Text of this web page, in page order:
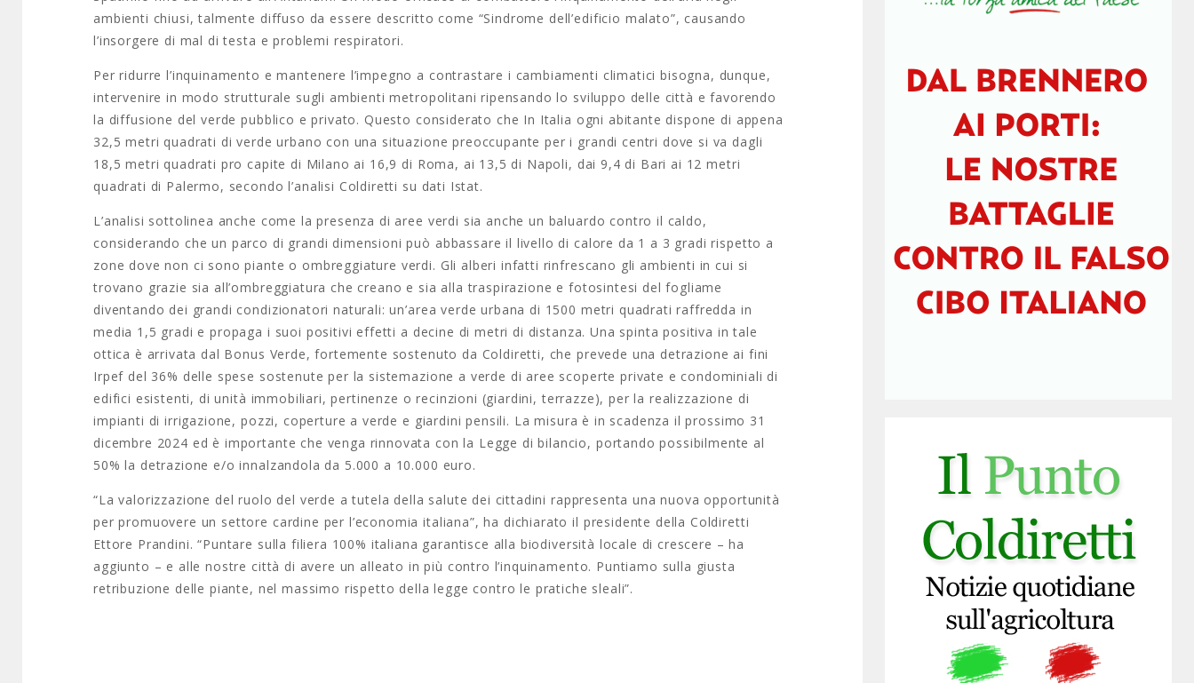
ambienti chiusi, talmente diffuso da essere descritto come “Sindrome dell’edificio malato”, causando
l’insorgere di mal di testa e problemi respiratori.
Per ridurre l’inquinamento e mantenere l’impegno a contrastare i cambiamenti climatici bisogna, dunque,
intervenire in modo strutturale sugli ambienti metropolitani ripensando lo sviluppo delle città e favorendo
la diffusione del verde pubblico e privato. Questo considerato che In Italia ogni abitante dispone di appena
32,5 metri quadrati di verde urbano con una situazione preoccupante per i grandi centri dove si va dagli
18,5 metri quadrati pro capite di Milano ai 16,9 di Roma, ai 13,5 di Napoli, dai 9,4 di Bari ai 12 metri
quadrati di Palermo, secondo l’analisi Coldiretti su dati Istat.
L’analisi sottolinea anche come la presenza di aree verdi sia anche un baluardo contro il caldo,
considerando che un parco di grandi dimensioni può abbassare il livello di calore da 1 a 3 gradi rispetto a
zone dove non ci sono piante o ombreggiature verdi. Gli alberi infatti rinfrescano gli ambienti in cui si
trovano grazie sia all’ombreggiatura che creano e sia alla traspirazione e fotosintesi del fogliame
diventando dei grandi condizionatori naturali: un’area verde urbana di 1500 metri quadrati raffredda in
media 1,5 gradi e propaga i suoi positivi effetti a decine di metri di distanza. Una spinta positiva in tale
ottica è arrivata dal Bonus Verde, fortemente sostenuto da Coldiretti, che prevede una detrazione ai fini
Irpef del 36% delle spese sostenute per la sistemazione a verde di aree scoperte private e condominiali di
edifici esistenti, di unità immobiliari, pertinenze o recinzioni (giardini, terrazze), per la realizzazione di
impianti di irrigazione, pozzi, coperture a verde e giardini pensili. La misura è in scadenza il prossimo 31
dicembre 2024 ed è importante che venga rinnovata con la Legge di bilancio, portando possibilmente al
50% la detrazione e/o innalzandola da 5.000 a 10.000 euro.
“La valorizzazione del ruolo del verde a tutela della salute dei cittadini rappresenta una nuova opportunità
per promuovere un settore cardine per l’economia italiana”, ha dichiarato il presidente della Coldiretti
Ettore Prandini. “Puntare sulla filiera 100% italiana garantisce alla biodiversità locale di crescere – ha
aggiunto – e alle nostre città di avere un alleato in più contro l’inquinamento. Puntiamo sulla giusta
retribuzione delle piante, nel massimo rispetto della legge contro le pratiche sleali”.